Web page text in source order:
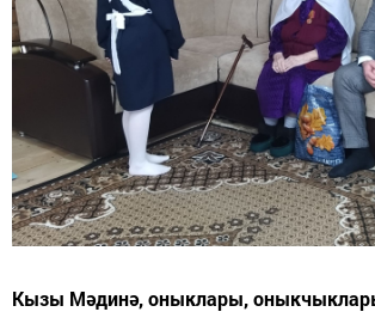
Кызы Мәдинә, оныклары,